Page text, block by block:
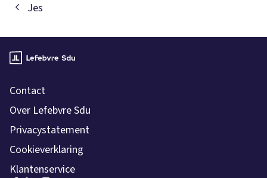
Jes
Contact
Over Lefebvre Sdu
Privacystatement
Cookieverklaring
Klantenservice